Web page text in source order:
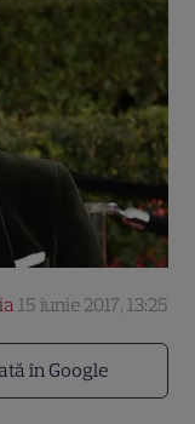
în Google
15 iunie 2017, 13:25